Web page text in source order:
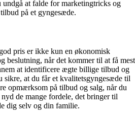
undgå at falde for marketingtricks og
på et gyngesæde.
pris er ikke kun en økonomisk
beslutning, når det kommer til at få mest
at identificere ægte billige tilbud og
sikre, at du får et kvalitetsgyngesæde til
opmærksom på tilbud og salg, når du
de mange fordele, det bringer til
dig selv og din familie.